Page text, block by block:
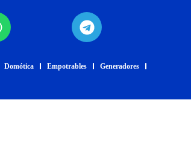
Domótica Empotrables Generadores